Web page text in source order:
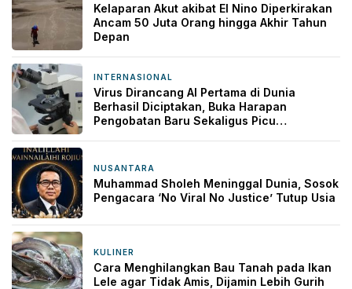
Kelaparan Akut akibat El Nino Diperkirakan
Ancam 50 Juta Orang hingga Akhir Tahun
Depan
INTERNASIONAL
Virus Dirancang AI Pertama di Dunia
Berhasil Diciptakan, Buka Harapan
Pengobatan Baru Sekaligus Picu
NUSANTARA
Muhammad Sholeh Meninggal Dunia, Sosok
Pengacara ‘No Viral No Justice’ Tutup Usia
KULINER
Cara Menghilangkan Bau Tanah pada Ikan
Lele agar Tidak Amis, Dijamin Lebih Gurih